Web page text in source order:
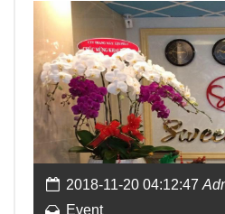
2018-11-20 04:12:47
Event